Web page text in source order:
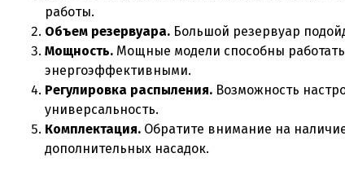
работы.
Объем резервуара. Большой резервуар
Мощность. Мощные модели способны
энергоэффективными.
Регулировка распыления. Возможность
универсальность.
Комплектация. Обратите внимание на
дополнительных насадок.